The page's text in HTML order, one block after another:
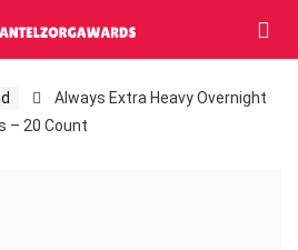
Always Extra Heavy Overnight
– 20 Count